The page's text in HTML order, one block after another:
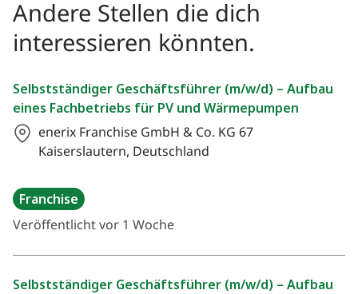
Andere Stellen die dich
interessieren könnten.
Selbstständiger Geschäftsführer (m/w/d) – Aufbau
eines Fachbetriebs für PV und Wärmepumpen
enerix Franchise GmbH & Co. KG 67
Kaiserslautern, Deutschland
Franchise
Veröffentlicht vor 1 Woche
Selbstständiger Geschäftsführer (m/w/d) – Aufbau